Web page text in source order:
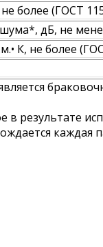
более (ГОСТ
дБ, не
К, не более
в результате
каждая